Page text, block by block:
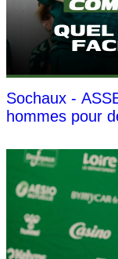
Sochaux -
hommes pour